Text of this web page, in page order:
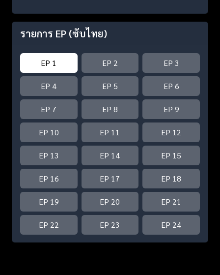
รายการ EP (ซับไทย)
EP 1 EP 2 EP 3
EP 4 EP 5 EP 6
EP 7 EP 8 EP 9
EP 10 EP 11 EP 12
EP 13 EP 14 EP 15
EP 16 EP 17 EP 18
EP 19 EP 20 EP 21
EP 22 EP 23 EP 24